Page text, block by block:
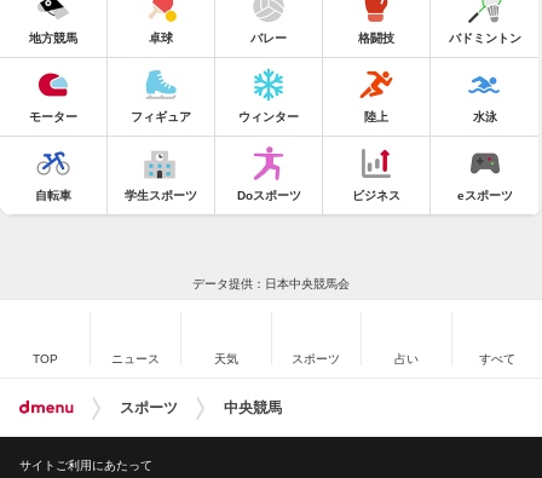
地方競馬 卓球 バレー 格闘技 バドミントン
モーター フィギュア ウィンター 陸上 水泳
自転車 学生スポーツ Doスポーツ ビジネス eスポーツ
データ提供：日本中央競馬会
TOP ニュース 天気 スポーツ 占い すべて
スポーツ 中央競馬
サイトご利用にあたって